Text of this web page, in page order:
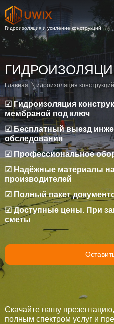
Главная Гидроизоляция конструкций
☑ Гидроизоляция
мембраной под ключ
☑ Бесплатный выезд
обследования
☑ Профессиональное
☑ Надёжные материалы
производителей
☑ Полный пакет
☑ Доступные цены. При
сметы
Скачайте нашу
полным спектром услуг и